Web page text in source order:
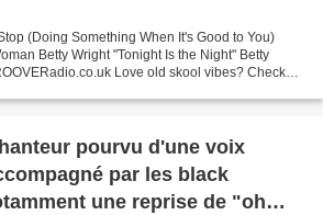
(Doing Something When It's Good to You)
Betty Wright "Tonight Is the Night" Betty
Love old skool vibes? Check
pourvu d'une voix
par les black
une reprise de "oh